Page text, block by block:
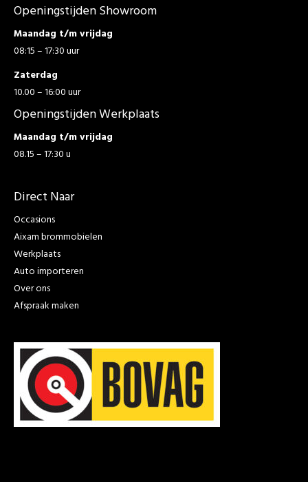
Openingstijden Showroom
Maandag t/m vrijdag
08:15 – 17:30 uur
Zaterdag
10.00 – 16:00 uur
Openingstijden Werkplaats
Maandag t/m vrijdag
08.15 – 17:30 u
Direct Naar
Occasions
Aixam brommobielen
Werkplaats
Auto importeren
Over ons
Afspraak maken